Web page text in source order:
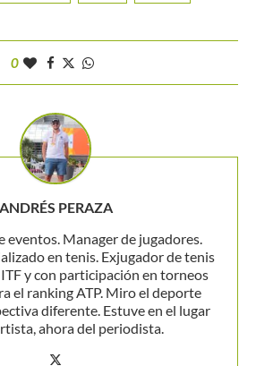
0
ANDRÉS PERAZA
eventos. Manager de jugadores.
en tenis. Exjugador de tenis
y con participación en torneos
el ranking ATP. Miro el deporte
diferente. Estuve en el lugar
ahora del periodista.